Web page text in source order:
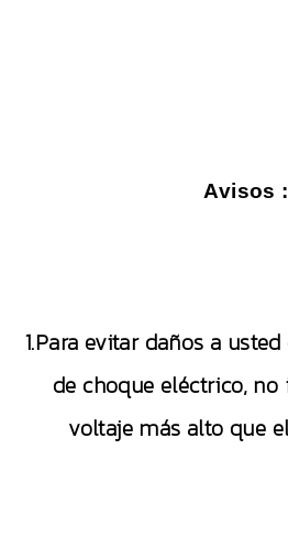
Avisos :
1.Para evitar daños a
de choque eléctrico,
voltaje más alto que